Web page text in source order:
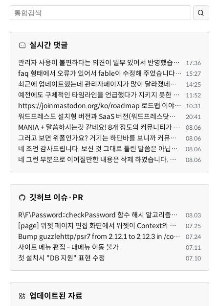
실시간 댓글
관리자 사용이 불편하다는 의견이 일부 있어서 반영했습니다 ㅎㅎ 8.4이상도 지원될 수 있도록 10.5.2 혹은 ... 17:36
faq 형태에서 오류가 있어서 fable이 수정해 주었습니다. 참고하세요. 증상 FAQ형 목록에서 항목을 펼치면 ... 15:27
최근에 업데이트했는데 관리자페이지가 많이 달라졌네요 여기서 모듈 설치하려고 하니 php 8.4.14버전이라 8... 14:25
예전에도 구체적인 타임라인을 언급했다가 지키지 못한 것에 죄송한 마음이 있다 보니 (코어 개발/운영 자체... 11:52
https://joinmastodon.org/ko/roadmap 로드맵 이야기가 나온김에 적자면 공홈에 대략적인 로드맵이 공개되어... 10:31
워드프레스도 설치형 버전과 SaaS 버전(워드프레스닷컴)은 다른 점이 많습니다. SaaS로 제공한다면 GPL 라이... 20:41
MANIA + 말씀하시는것 같네요! 8개 정도의 커뮤니티가 저 MANIA+ 기반으로 구축된거로 알고 있습니다. SaaS ... 08.06
그러고 보면 위폴인가요? 거기는 하단바를 보니까 커뮤니티 빌딩 SaaS 솔루션을 사용하고 있는거 같더라고요... 08.06
네 조언 감사드립니다. 보신 것 그대로 틀린 말씀은 아닙니다. 다만, 배포한 것에 대해 흥미가 떨어져서 뒷... 08.06
네 그런 부분으로 이어질만한 내용은 삭제 하였습니다. 불편을 드려 죄송합니다. 저희는 비즈니스 완성할 수... 08.06
깃허브 이슈·PR
R\F\Password::checkPassword 함수 해시 알고리즘을 암시적으로 호출하는 경우 Argon2id 해시 비교 실패 08.03
[page] 위젯 페이지 편집 화면에서 위젯이 Context의 module_info를 덮어쓰면 저장이 ERR_ACT_IS_NOT_STANDALONE으로 실패 07.25
Bump guzzlehttp/psr7 from 2.12.1 to 2.12.3 in /common 07.24
사이트 메뉴 편집 - 대메뉴 이동 불가 07.11
첫 설치시 "DB 지원" 표현 수정 07.10
업데이트된 자료